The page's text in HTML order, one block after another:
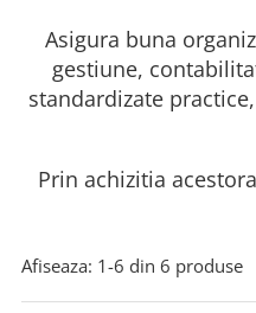
Asigura buna
gestiune,
standardizate
Prin achizitia
Afiseaza: 1-6 din 6 produse